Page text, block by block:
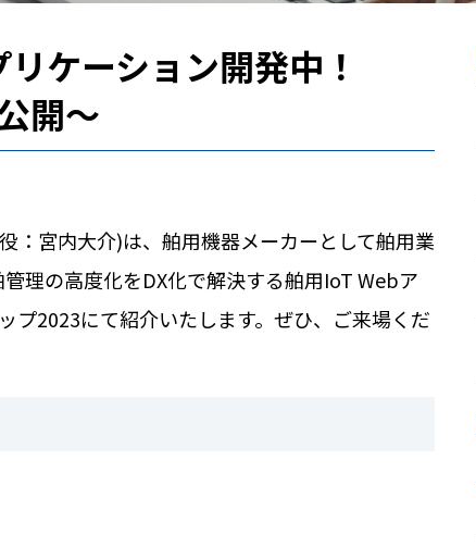
ケーション開発中！
開～
：宮内大介)は、舶用機器メーカーとして舶用業
理の高度化をDX化で解決する舶用IoT Webア
プ2023にて紹介いたします。ぜひ、ご来場くだ